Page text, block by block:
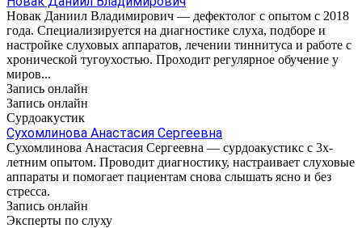
Новак Даниил Владимирович — дефектолог с опытом с 2018
года. Специализируется на диагностике слуха, подборе и
настройке слуховых аппаратов, лечении тиннитуса и работе с
хронической тугоухостью. Проходит регулярное обучение у
миров...
Запись онлайн
Запись онлайн
Сурдоакустик
Сухомлинова Анастасия Сергеевна
Сухомлинова Анастасия Сергеевна — сурдоакустикс с 3х-
летним опытом. Проводит диагностику, настраивает слуховые
аппараты и помогает пациентам снова слышать ясно и без
стресса.
Запись онлайн
Эксперты по слуху